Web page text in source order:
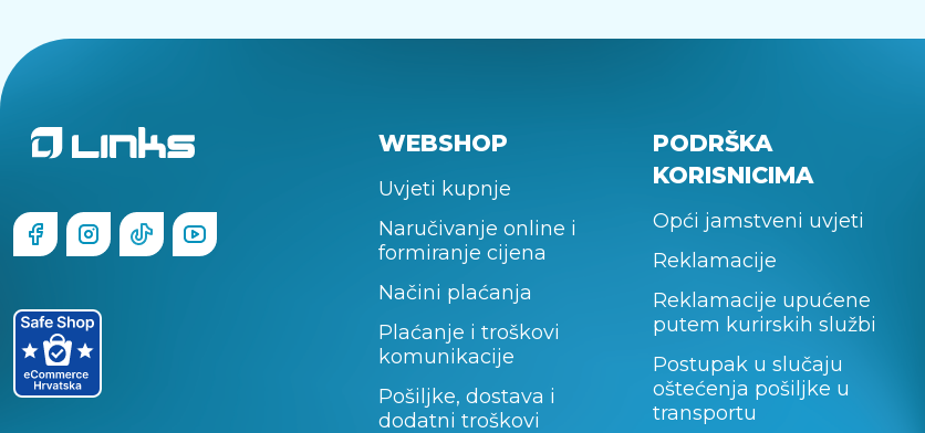
WEBSHOP
Uvjeti kupnje
Naručivanje online i
formiranje cijena
Načini plaćanja
Plaćanje i troškovi
komunikacije
Pošiljke, dostava i
dodatni troškovi
PODRŠKA
KORISNICIMA
Opći jamstveni uvjeti
Reklamacije
Reklamacije upućene
putem kurirskih službi
Postupak u slučaju
oštećenja pošiljke u
transportu